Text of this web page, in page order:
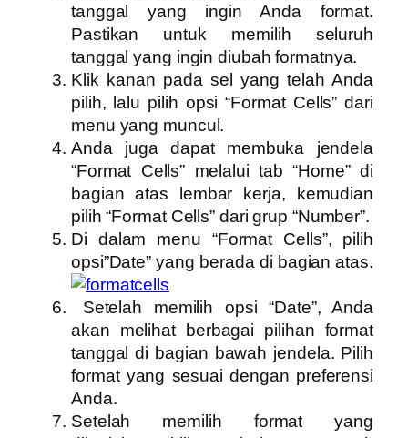
tanggal yang ingin Anda format.
Pastikan untuk memilih seluruh
tanggal yang ingin diubah formatnya.
Klik kanan pada sel yang telah Anda
pilih, lalu pilih opsi “Format Cells” dari
menu yang muncul.
Anda juga dapat membuka jendela
“Format Cells” melalui tab “Home” di
bagian atas lembar kerja, kemudian
pilih “Format Cells” dari grup “Number”.
Di dalam menu “Format Cells”, pilih
opsi”Date” yang berada di bagian atas.
Setelah memilih opsi “Date”, Anda
akan melihat berbagai pilihan format
tanggal di bagian bawah jendela. Pilih
format yang sesuai dengan preferensi
Anda.
Setelah memilih format yang